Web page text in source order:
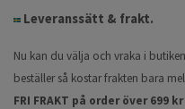
Leveranssätt & frakt.
Nu kan du välja och vraka i
beställer så kostar frakten bara
FRI FRAKT på order över 699